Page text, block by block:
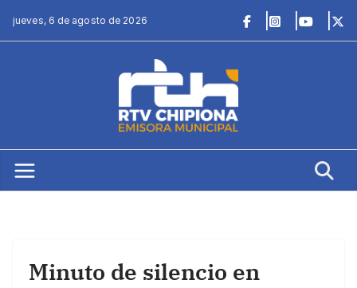
jueves, 6 de agosto de 2026
Minuto de silencio en